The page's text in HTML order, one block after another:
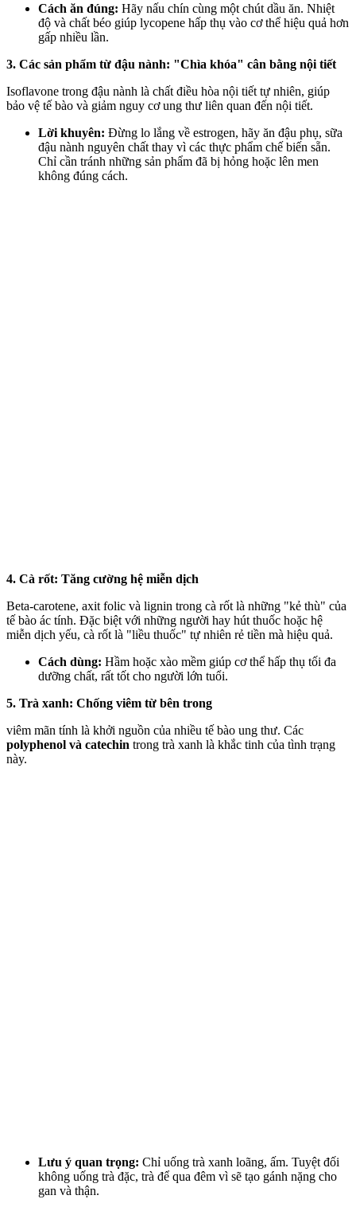
Cách ăn đúng: Hãy nấu chín cùng một chút dầu ăn. Nhiệt
độ và chất béo giúp lycopene hấp thụ vào c‌ơ th‌ể hiệu quả hơn
gấp nhiều lần.
3. Các sản phẩm từ đậu nành: "Chìa khóa" cân bằng nội tiết
Isoflavone trong đậu nành là chất điều hòa nội tiết tự nhiên, giúp
bảo vệ tế bào và giảm nguy cơ ung thư liên quan đến nội tiết.
Lời khuyên: Đừng lo lắng về estrogen, hãy ăn đậu phụ, sữa
đậu nành nguyên chất thay vì các thực phẩm chế biến sẵn.
Chỉ cần tránh những sản phẩm đã bị hỏng hoặc lên men
không đúng cách.
4. Cà rốt: Tăng cường hệ miễn dịch
Beta-carotene, axit folic và lignin trong cà rốt là những "kẻ thù" của
tế bào ác tính. Đặc biệt với những người hay hút thuốc hoặc hệ
miễn dịch yếu, cà rốt là "liều thuốc" tự nhiên rẻ tiền mà hiệu quả.
Cách dùng: Hầm hoặc xào mềm giúp c‌ơ th‌ể hấp thụ tối đa
dưỡng chất, rất tốt cho người lớn tuổi.
5. Trà xanh: Chống viêm từ bên trong
viêm mãn tính là khởi nguồn của nhiều tế bào ung thư. Các
polyphenol và catechin trong trà xanh là khắc tinh của tình trạng
này.
Lưu ý quan trọng: Chỉ uống trà xanh loãng, ấm. Tuyệt đối
không uống trà đặc, trà để qua đêm vì sẽ tạo gánh nặng cho
gan và thận.